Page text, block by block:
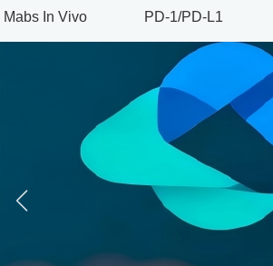
Mabs In Vivo PD-1/PD-L1